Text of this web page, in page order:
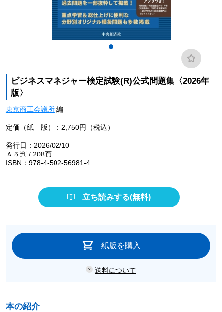
ビジネスマネジャー検定試験(R)公式問題集〈2026年
版〉
東京商工会議所編
定価（紙 版）：2,750円（税込）
発行日：2026/02/10
Ａ５判 / 208頁
ISBN：978-4-502-56981-4
立ち読みする(無料)
紙版を購入
送料について
本の紹介